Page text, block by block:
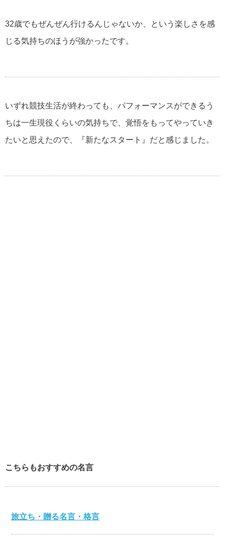
32歳でもぜんぜん行けるんじゃないか、という楽しさを感
じる気持ちのほうが強かったです。
いずれ競技生活が終わっても、パフォーマンスができるう
ちは一生現役くらいの気持ちで、覚悟をもってやっていき
たいと思えたので、『新たなスタート』だと感じました。
こちらもおすすめの名言
旅立ち・贈る名言・格言